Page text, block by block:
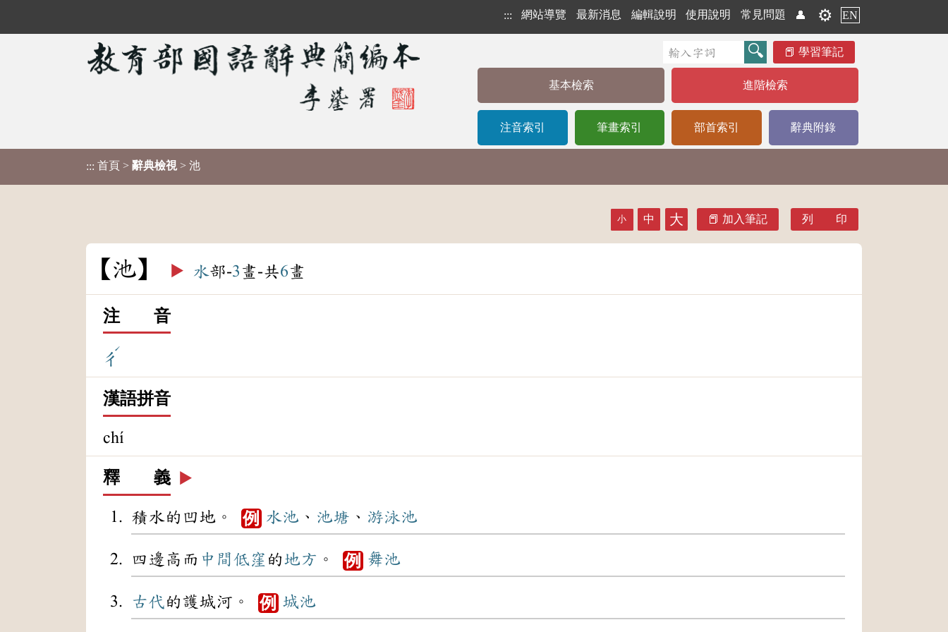
::: 網站導覽 最新消息 編輯說明 使用說明 常見問題 👤 ⚙️ EN
學習筆記
基本檢索 進階檢索
注音索引 筆畫索引 部首索引 辭典附錄
::: 首頁 > 辭典檢視 > 池
小 中 大 加入筆記 列 印
池 ▶️ 水部-3 畫-共6畫
注 音
ㄔ
ˊ
漢語拼音
chí
釋 義 ▶️
積水的凹地。 例 水池、 池塘 、 游泳池
四邊高而 中間低窪 的地方 。 例 舞池
古代的護城河。 例 城池